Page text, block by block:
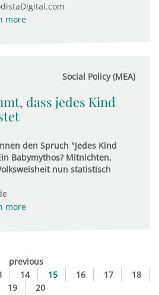
more
Social Policy (MEA)
dass jedes Kind
den Spruch "Jedes Kind
Babymythos? Mitnichten.
nun statistisch
more
previous
14 15 16 17
18
19
20